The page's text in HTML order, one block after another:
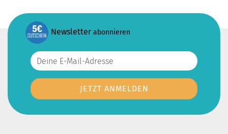
Newsletter abonnieren